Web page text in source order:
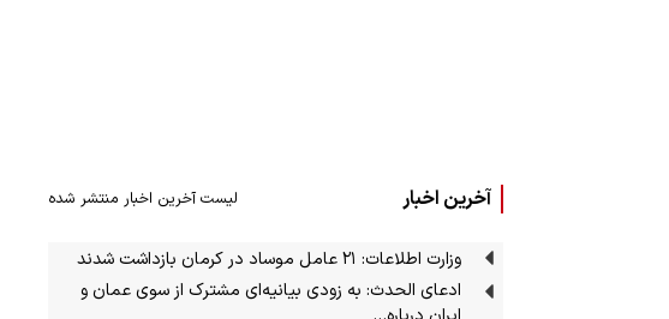
آخرین اخبار لیست آخرین اخبار منتشر شده
وزارت اطلاعات: ۲۱ عامل موساد در کرمان بازداشت شدند
ادعای الحدث: به زودی بیانیه‌ای مشترک از سوی عمان و